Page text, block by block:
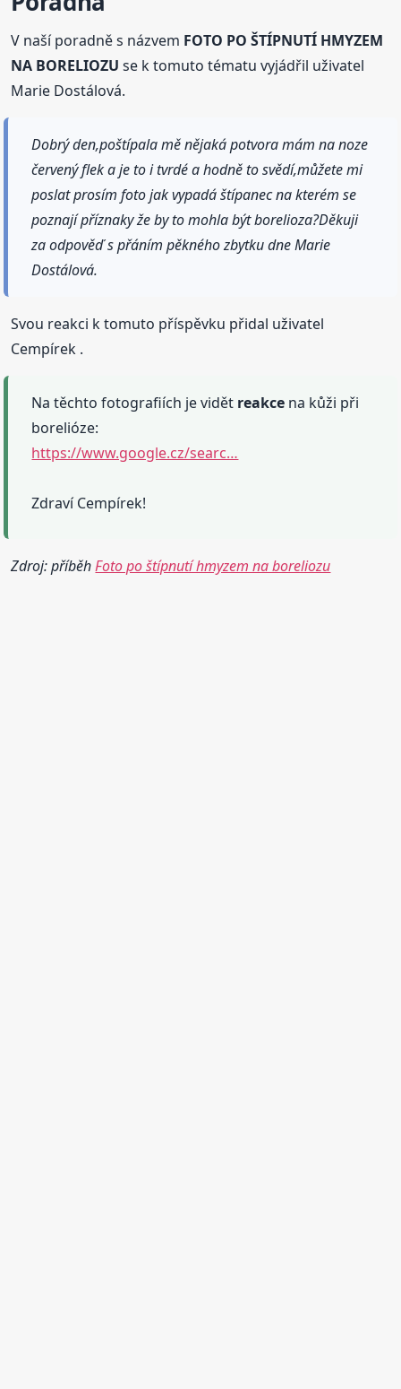
V naší poradně s názvem FOTO PO ŠTÍPNUTÍ HMYZEM
NA BORELIOZU se k tomuto tématu vyjádřil uživatel
Marie Dostálová.
Dobrý den,poštípala mě nějaká potvora mám na noze
červený flek a je to i tvrdé a hodně to svědí,můžete mi
poslat prosím foto jak vypadá štípanec na kterém se
poznají příznaky že by to mohla být borelioza?Děkuji
za odpověď s přáním pěkného zbytku dne Marie
Dostálová.
Svou reakci k tomuto příspěvku přidal uživatel
Cempírek .
Na těchto fotografiích je vidět reakce na kůži při
borelióze:
https://www.google.cz/searc…
Zdraví Cempírek!
Zdroj: příběhFoto po štípnutí hmyzem na boreliozu